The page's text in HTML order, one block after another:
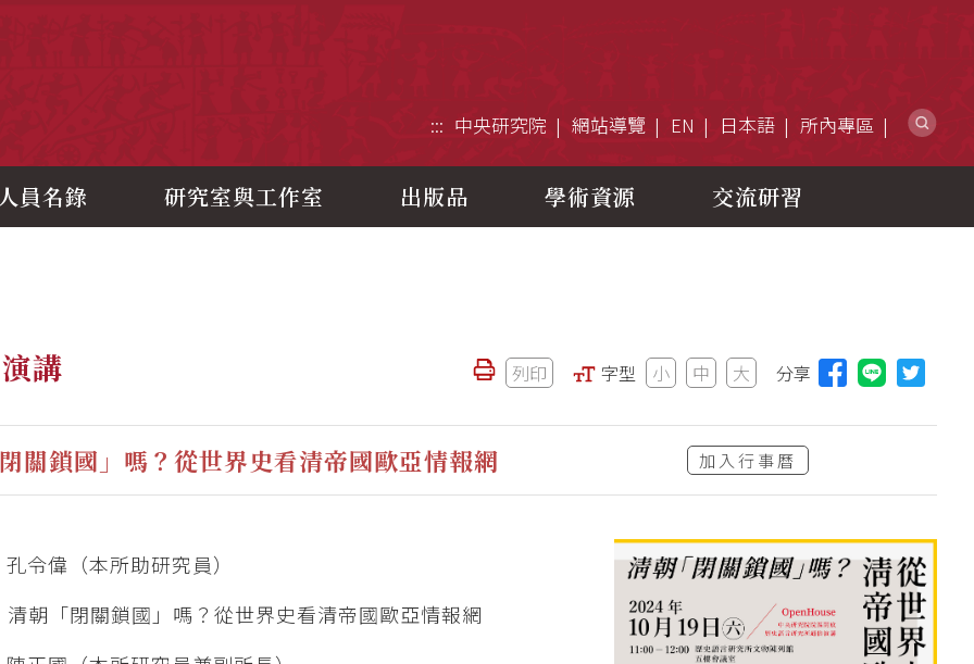
::: 中央研究院 網站導覽 EN 日本語 所內專區
員名錄 研究室與工作室 出版品 學術資源 交流研習
講 列印 字型 小 中 大 分享 分享本頁
關鎖國」嗎？從世界史看清帝國歐亞情報網 加入行事曆
令偉（本所助研究員）
朝「閉關鎖國」嗎？從世界史看清帝國歐亞情報網